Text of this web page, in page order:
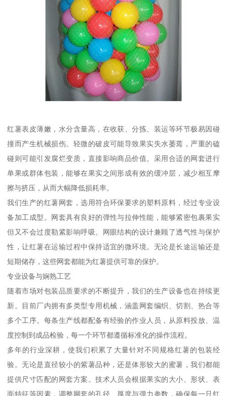
红薯表皮薄嫩，水分含量高，在收获、分拣、装运等环节极易因碰
撞而产生机械损伤。轻微的破皮可能导致果实失水萎蔫，严重的磕
碰则可能引发腐烂变质，直接影响商品价值。采用合适的网套进行
单果或群体包装，能够在果实之间形成有效的缓冲层，减少相互摩
擦与挤压，从而大幅降低损耗率。
我们生产的红薯网套，选用符合环保要求的塑料原料，经过专业设
备加工成型。网套具有良好的弹性与拉伸性能，能够紧密包裹果实
但又不会过度勒紧影响呼吸。网眼结构的设计兼顾了透气性与保护
性，让红薯在运输过程中保持适宜的微环境。无论是长途运输还是
短期储存，这些网套都能为红薯提供可靠的保护。
专业设备与娴熟工艺
随着市场对包装品质要求的不断提升，我们的生产设备也在持续更
新。目前厂内拥有多类型专用机械，涵盖网套编织、切割、热合等
多个工序。每条生产线都配备有经验的作业人员，从原料投放、温
度控制到成品检验，每一个环节都遵循标准化的操作流程。
多年的行业深耕，使我们积累了大量针对不同规格红薯的包装经
验。无论是直径较小的紫薯品种，还是体形较大的蜜薯，我们都能
提供尺寸匹配的网套方案。技术人员会根据果实的大小、形状、表
面特征等因素，调整网套的孔径、厚度与弹力参数，确保每一只红